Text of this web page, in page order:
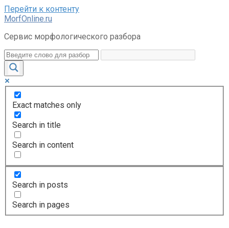
Перейти к контенту
MorfOnline.ru
Сервис морфологического разбора
Exact matches only
Search in title
Search in content
Search in posts
Search in pages